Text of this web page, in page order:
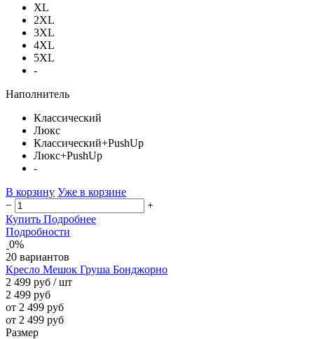
XL
2XL
3XL
4XL
5XL
-
Наполнитель
Классический
Люкс
Классический+PushUp
Люкс+PushUp
-
В корзину Уже в корзине
−
+
Купить Подробнее
Подробности
0%
20 вариантов
Кресло Мешок Груша Бонджорно
2 499 руб / шт
2 499 руб
от 2 499 руб
от 2 499 руб
Размер